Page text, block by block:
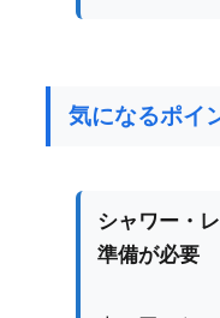
気になるポイ
シャワー・
準備が必要